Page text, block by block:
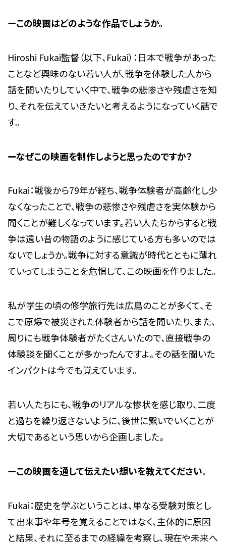
ーこの映画はどのような作品でしょうか。
Hiroshi Fukai監督（以下、Fukai）：日本で戦争があった
ことなど興味のない若い人が、戦争を体験した人から
話を聞いたりしていく中で、戦争の悲惨さや残虐さを知
り、それを伝えていきたいと考えるようになっていく話で
す。
ーなぜこの映画を制作しようと思ったのですか？
Fukai：戦後から79年が経ち、戦争体験者が高齢化し少
なくなったことで、戦争の悲惨さや残虐さを実体験から
聞くことが難しくなっています。若い人たちからすると戦
争は遠い昔の物語のように感じている方も多いのでは
ないでしょうか。戦争に対する意識が時代とともに薄れ
ていってしまうことを危惧して、この映画を作りました。
私が学生の頃の修学旅行先は広島のことが多くて、そ
こで原爆で被災された体験者から話を聞いたり、また、
周りにも戦争体験者がたくさんいたので、直接戦争の
体験談を聞くことが多かったんですよ。その話を聞いた
インパクトは今でも覚えています。
若い人たちにも、戦争のリアルな惨状を感じ取り、二度
と過ちを繰り返さないように、後世に繋いでいくことが
大切であるという思いから企画しました。
ーこの映画を通して伝えたい想いを教えてください。
Fukai：歴史を学ぶということは、単なる受験対策とし
て出来事や年号を覚えることではなく、主体的に原因
と結果、それに至るまでの経緯を考察し、現在や未来へ